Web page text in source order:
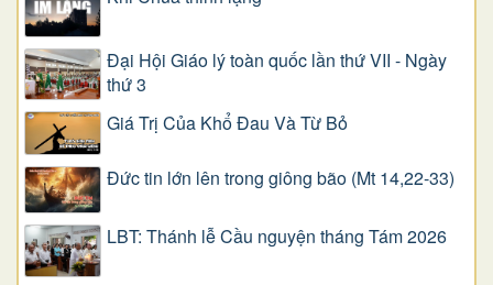
Đại Hội Giáo lý toàn quốc lần thứ VII - Ngày
thứ 3
Giá Trị Của Khổ Ðau Và Từ Bỏ
Đức tin lớn lên trong giông bão (Mt 14,22-33)
LBT: Thánh lễ Cầu nguyện tháng Tám 2026